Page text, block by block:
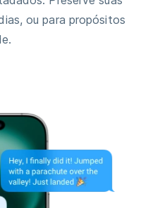
ou para propósitos